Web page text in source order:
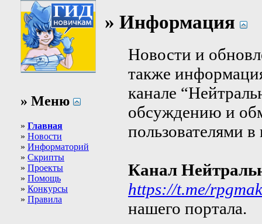
» Меню
» Главная
» Новости
» Информаторий
» Скрипты
» Проекты
» Помощь
» Конкурсы
» Правила
» Информация
Новости и
также
канале
обсуждению и
пользователями
Канал
https://t.me/
нашего портала.